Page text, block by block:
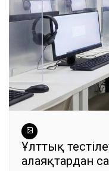
Ұлттық
алаяқтардан